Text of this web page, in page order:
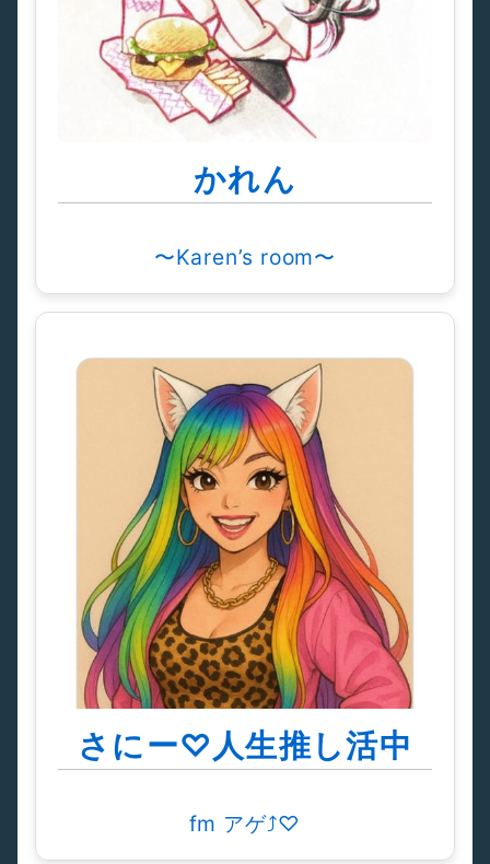
かれん
〜Karen’s room〜
さにー♡人生推し活中
fm アゲ⤴︎♡